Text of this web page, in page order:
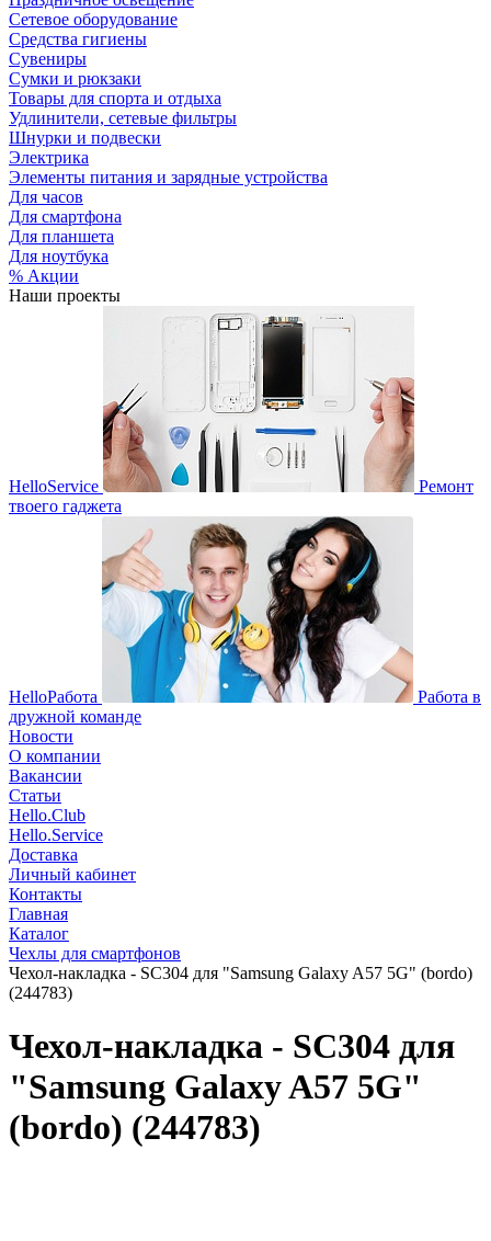
Сетевое оборудование
Средства гигиены
Сувениры
Сумки и рюкзаки
Товары для спорта и отдыха
Удлинители, сетевые фильтры
Шнурки и подвески
Электрика
Элементы питания и зарядные устройства
Для часов
Для смартфона
Для планшета
Для ноутбука
% Акции
Наши проекты
HelloService
Ремонт
твоего гаджета
HelloРабота
Работа в
дружной команде
Новости
О компании
Вакансии
Статьи
Hello.Club
Hello.Service
Доставка
Личный кабинет
Контакты
Главная
Каталог
Чехлы для смартфонов
Чехол-накладка - SC304 для "Samsung Galaxy A57 5G" (bordo)
(244783)
Чехол-накладка - SC304 для
"Samsung Galaxy A57 5G"
(bordo) (244783)